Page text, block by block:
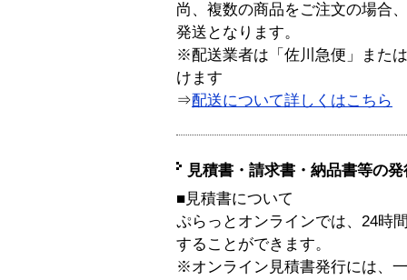
尚、複数の商品をご注文の場合
発送となります。
※配送業者は「佐川急便」また
けます
⇒配送について詳しくはこちら
見積書・請求書・納品書等の
■見積書について
ぷらっとオンラインでは、24時
することができます。
※オンライン見積書発行には、